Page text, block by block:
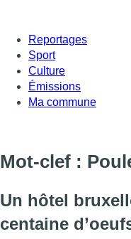
Reportages
Sport
Culture
Émissions
Ma commune
Mot-clef :
Un hôtel
centaine